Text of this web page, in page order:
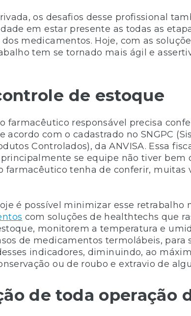
os desafios desse profissional
em estar presente as todas as
medicamentos. Hoje, com as
tem se tornado mais ágil e
de estoque
farmacêutico responsável precisa
acordo com o cadastrado no SNGPC
Controlados), da ANVISA. Essa
se equipe não tiver bem
farmacêutico tenha de conferir, muitas
é possível minimizar esse retrabalho
com soluções de healthtechs que
monitorem a temperatura e
de medicamentos termolábeis, para
indicadores, diminuindo, ao
ou de roubo e extravio de
de toda operação